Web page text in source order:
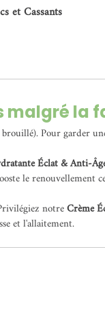
et Cassants
malgré la
brouillé). Pour garder
Éclat & Anti-
le
notre Crème
et l'allaitement.